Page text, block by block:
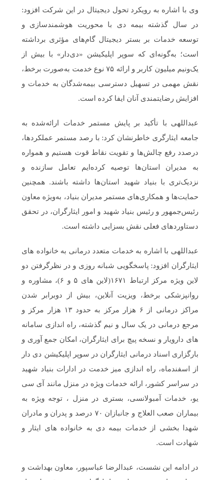
وی با اشاره به رویکرد تحول دیجیتال در این شرکت افزود:
در سال گذشته بیمه دی با محوریت هوشمندسازی و
توسعه خدمات بر بستر دیجیتال گام‌های مؤثری برداشته
است؛ به‌گونه‌ای که سوپر اپلیکیشن «دی‌دار» با بیش از
یک‌ونیم میلیون کاربر و ارائه ۷۵ نوع خدمت به‌صورت برخط،
نقش مهمی در تسهیل دسترسی بیمه‌شدگان به خدمات و
افزایش رضایتمندی آنان ایفا کرده است.
عبداللهی با تأکید بر پایش مستمر خدمات ارائه‌شده به
جامعه ایثارگری خاطرنشان کرد: با رصد مستمر عملکردها،
درصدد رفع چالش‌ها و تقویت نقاط قوت هستیم و همواره
به مدیران استان‌ها توصیه کرده‌ایم تعامل سازنده و
نزدیک‌تری با بنیاد شهید استان‌ها داشته باشند. همچنین
حمایت‌ها و همکاری‌های مستمر مدیران بنیاد، به‌ویژه معاون
رئیس‌جمهور و رئیس بنیاد شهید و امور ایثارگران، در تحقق
دستاوردهای فعلی نقش بسزایی داشته است.
عبداللهی با اشاره به خدمات متعدد درمانی به خانواده های
ایثارگران افزود: پاسخگویی شبانه روزی و در نظرگرفتن دو
لاین ویژه مرکز ارتباط ۱۶۷۱(لاین های ۵ و ۶)، مشاوره و
روانپزشکی برخط، ویزیت آنلاین، بیش از دوبرابر شدن
مراکز درمانی از ۶ هزار مرکز به حدود ۱۳ هزار مرکز و
مرجع درمانی در یک سال و نیم گذشته، راه اندازی سامانه
های دارویار و نسخه پیچ برای ایثارگران، امکان جمع آوری و
بارگزاری اسناد درمانی ایثارگران در سوپر اپلیکیشن دی دار
از اسفندماه، راه اندازی میز خدمت در ادارات بنیاد شهید
در سراسر کشور، ارائه خدمات ویژه در منزل مانند آی سی
یو، خدمات آمبولانسی، بستری در منزل ، توجه ویژه به
بیماران صعب العلاج و جانبازان ۷۰ درصد و پدران و مادران
شهدا بخشی از خدمات بیمه دی به خانواده های ایثار و
شهادت است.
در ادامه این نشست، عبدالرضا عباسپور، معاون بهداشت و